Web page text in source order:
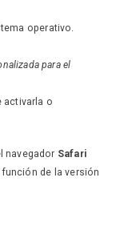
operativo.
para el
activarla o
navegador Safari
de la versión